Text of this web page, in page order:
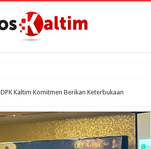
DPK Kaltim Komitmen Berikan Keterbukaan